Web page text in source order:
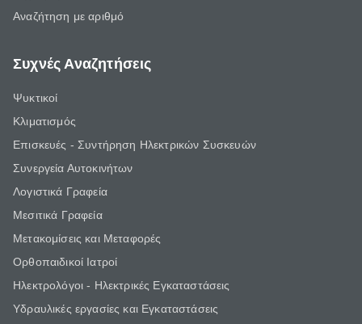
Αναζήτηση με αριθμό
Συχνές Αναζητήσεις
Ψυκτικοί
Κλιματισμός
Επισκευές - Συντήρηση Ηλεκτρικών Συσκευών
Συνεργεία Αυτοκινήτων
Λογιστικά Γραφεία
Μεσιτικά Γραφεία
Μετακομίσεις και Μεταφορές
Ορθοπαιδικοί Ιατροί
Ηλεκτρολόγοι - Ηλεκτρικές Εγκαταστάσεις
Υδραυλικές εργασίες και Εγκαταστάσεις